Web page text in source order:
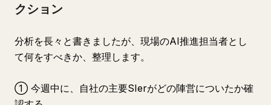
クション
分析を長々と書きましたが、現場のAI推進担当者とし
て何をすべきか、整理します。
① 今週中に、自社の主要SIerがどの陣営についたか確